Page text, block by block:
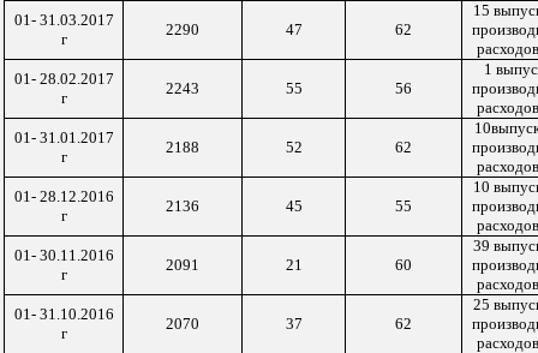
01- 31.03.2017
г
2290 47 62
15
01- 28.02.2017
г
2243 55 56
1
01- 31.01.2017
г
2188 52 62
01- 28.12.2016
г
2136 45 55
10
01- 30.11.2016
г
2091 21 60
39
01- 31.10.2016
г
2070 37 62
25